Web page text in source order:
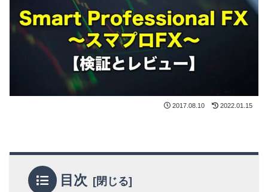
2017.08.10 2022.01.15
目次